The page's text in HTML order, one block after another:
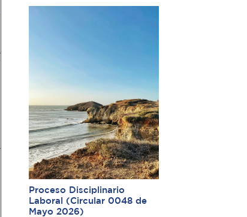
Proceso Disciplinario
Laboral (Circular 0048 de
Mayo 2026)